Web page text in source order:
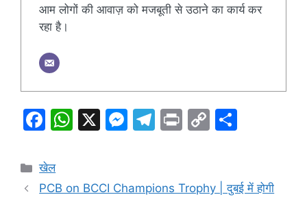
आम लोगों की आवाज़ को मजबूती से उठाने का कार्य कर
रहा है।
F
c
e
W
s
X
M
s
T
gr
Pr C
y e
Categories
खेल
PCB on BCCI Champions Trophy | दुबई में होगी